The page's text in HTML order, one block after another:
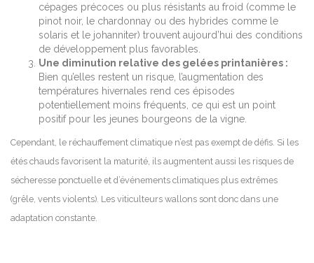
cépages précoces ou plus résistants au froid (comme le
pinot noir, le chardonnay ou des hybrides comme le
solaris et le johanniter) trouvent aujourd’hui des conditions
de développement plus favorables.
Une diminution relative des gelées printanières :
Bien qu’elles restent un risque, l’augmentation des
températures hivernales rend ces épisodes
potentiellement moins fréquents, ce qui est un point
positif pour les jeunes bourgeons de la vigne.
Cependant, le réchauffement climatique n’est pas exempt de défis. Si les
étés chauds favorisent la maturité, ils augmentent aussi les risques de
sécheresse ponctuelle et d’événements climatiques plus extrêmes
(grêle, vents violents). Les viticulteurs wallons sont donc dans une
adaptation constante.